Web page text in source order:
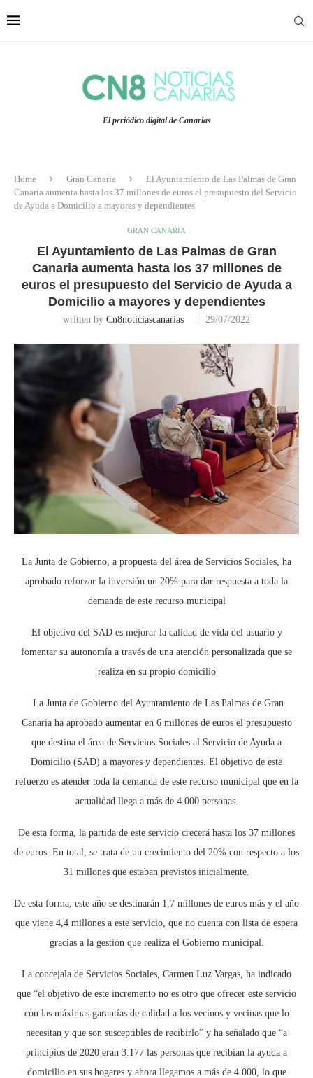
El periódico digital de Canarias
Home Gran Canaria
El Ayuntamiento de Las Palmas de Gran
Canaria aumenta hasta los 37 millones de euros el presupuesto del Servicio
de Ayuda a Domicilio a mayores y dependientes
GRAN CANARIA
El Ayuntamiento de Las Palmas de Gran
Canaria aumenta hasta los 37 millones de
euros el presupuesto del Servicio de Ayuda a
Domicilio a mayores y dependientes
written by Cn8noticiascanarias 29/07/2022
La Junta de Gobierno, a propuesta del área de Servicios Sociales, ha
aprobado reforzar la inversión un 20% para dar respuesta a toda la
demanda de este recurso municipal
El objetivo del SAD es mejorar la calidad de vida del usuario y
fomentar su autonomía a través de una atención personalizada que se
realiza en su propio domicilio
La Junta de Gobierno del Ayuntamiento de Las Palmas de Gran
Canaria ha aprobado aumentar en 6 millones de euros el presupuesto
que destina el área de Servicios Sociales al Servicio de Ayuda a
Domicilio (SAD) a mayores y dependientes. El objetivo de este
refuerzo es atender toda la demanda de este recurso municipal que en la
actualidad llega a más de 4.000 personas.
De esta forma, la partida de este servicio crecerá hasta los 37 millones
de euros. En total, se trata de un crecimiento del 20% con respecto a los
31 millones que estaban previstos inicialmente.
De esta forma, este año se destinarán 1,7 millones de euros más y el año
que viene 4,4 millones a este servicio, que no cuenta con lista de espera
gracias a la gestión que realiza el Gobierno municipal.
La concejala de Servicios Sociales, Carmen Luz Vargas, ha indicado
que “el objetivo de este incremento no es otro que ofrecer este servicio
con las máximas garantías de calidad a los vecinos y vecinas que lo
necesitan y que son susceptibles de recibirlo” y ha señalado que “a
principios de 2020 eran 3.177 las personas que recibían la ayuda a
domicilio en sus hogares y ahora llegamos a más de 4.000, lo que